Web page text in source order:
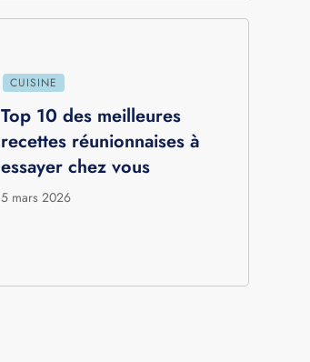
Recette authentique du cari
poulet de la Réunion :
saveurs créoles faciles à
réaliser